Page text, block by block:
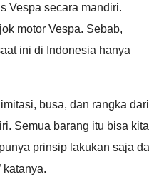
Vespa secara mandiri.
motor Vespa. Sebab,
ini di Indonesia hanya
busa, dan rangka dari
Semua barang itu bisa kita
prinsip lakukan saja
katanya.